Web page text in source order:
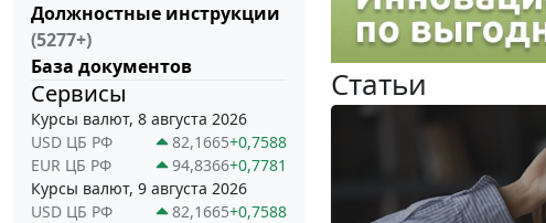
Должностные инструкции
(5277+)
База документов
Сервисы
Курсы валют, 8 августа 2026
USD ЦБ РФ
82,1665+0,7588
EUR ЦБ РФ
94,8366+0,7781
Курсы валют, 9 августа 2026
USD ЦБ РФ
82,1665+0,7588
Статьи